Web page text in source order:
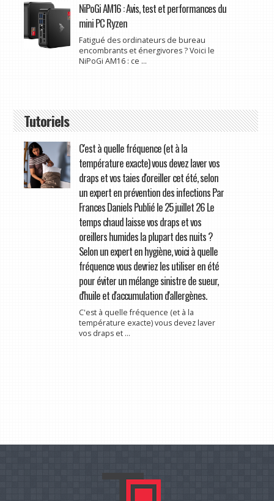
NiPoGi AM16 : Avis, test et performances du
mini PC Ryzen
Fatigué des ordinateurs de bureau
encombrants et énergivores ? Voici le
NiPoGi AM16 : ce ...
Tutoriels
C'est à quelle fréquence (et à la
température exacte) vous devez laver vos
draps et vos taies d'oreiller cet été, selon
un expert en prévention des infections Par
Frances Daniels Publié le 25 juillet 26 Le
temps chaud laisse vos draps et vos
oreillers humides la plupart des nuits ?
Selon un expert en hygiène, voici à quelle
fréquence vous devriez les utiliser en été
pour éviter un mélange sinistre de sueur,
d'huile et d'accumulation d'allergènes.
C'est à quelle fréquence (et à la
température exacte) vous devez laver
vos draps et ...